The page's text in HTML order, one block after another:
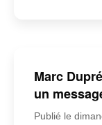
Marc
un
Publié le